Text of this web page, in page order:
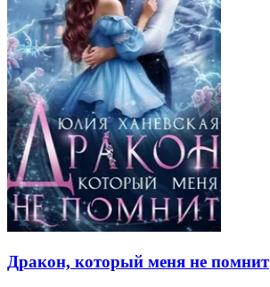
Дракон, который меня не помнит